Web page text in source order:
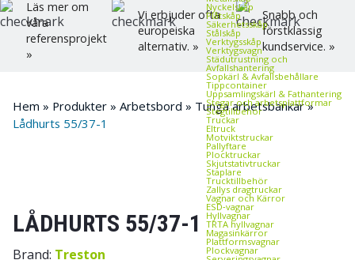
Nyckelskåp
Plåtskåp
Säkerhetsskåp
Stålskåp
Verktygsskåp
Verktygsvagn
Städutrustning och
Avfallshantering
Sopkärl & Avfallsbehållare
Tippcontainer
Uppsamlingskärl & Fathantering
Stegar och arbetsplattformar
Stegtillbehör
Truckar
Eltruck
Motviktstruckar
Pallyftare
Plocktruckar
Skjutstativtruckar
Staplare
Trucktillbehör
Zallys dragtruckar
Vagnar och Kärror
ESD‑vagnar
Hyllvagnar
TRTA hyllvagnar
Magasinkärror
Plattformsvagnar
Plockvagnar
Läs mer om
våra
referensprojekt
»
Vi erbjuder ofta
europeiska
alternativ. »
Snabb och
förstklassig
kundservice. »
Hem » Produkter » Arbetsbord » Tunga arbetsbänkar»
Lådhurts 55/37-1
LÅDHURTS 55/37-1
Brand: Treston